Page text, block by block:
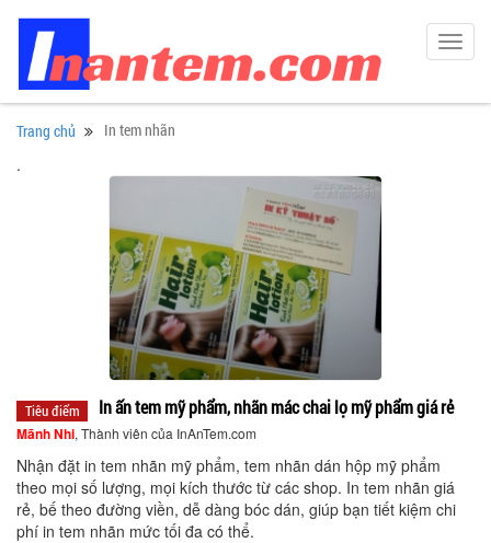
Trang chủ In tem nhãn
.
Tiêu điểm In ấn tem mỹ phẩm, nhãn mác chai lọ mỹ phẩm giá rẻ
Mãnh Nhi, Thành viên của InAnTem.com
Nhận đặt in tem nhãn mỹ phẩm, tem nhãn dán hộp mỹ phẩm
theo mọi số lượng, mọi kích thước từ các shop. In tem nhãn giá
rẻ, bế theo đường viền, dễ dàng bóc dán, giúp bạn tiết kiệm chi
phí in tem nhãn mức tối đa có thể.